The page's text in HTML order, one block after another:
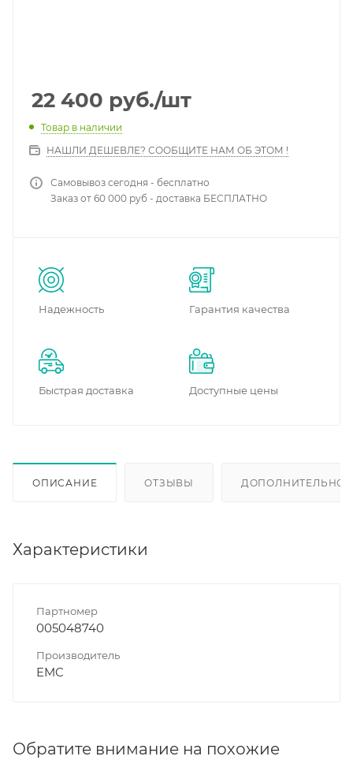
22 400 руб./шт
Товар в наличии
НАШЛИ ДЕШЕВЛЕ? СООБЩИТЕ НАМ ОБ ЭТОМ !
Самовывоз сегодня - бесплатно
Заказ от 60 000 руб - доставка БЕСПЛАТНО
Надежность Гарантия качества
Быстрая доставка Доступные цены
ОПИСАНИЕ ОТЗЫВЫ ДОПОЛНИТЕЛЬНО
Характеристики
Партномер
005048740
Производитель
EMC
Обратите внимание на похожие